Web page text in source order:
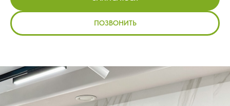
ПОЗВОНИТЬ